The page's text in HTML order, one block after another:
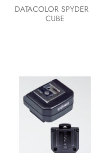
DATACOLOR
CUBE